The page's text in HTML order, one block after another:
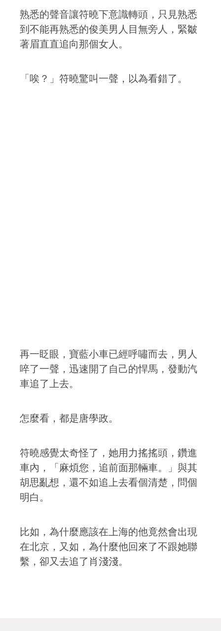
熟悉的聲音讓符曉下意識轉頭，只見熟悉
到不能再熟悉的俊美男人目無旁人，緊皺
著眉直直追向那個女人。
「唉？」符曉驚叫一聲，以為看錯了。
再一眨眼，寶藍小車已經呼嘯而去，男人
啐了一聲，迅速開了自己的悍馬，發動汽
車追了上去。
怎麼看，都是唐學政。
符曉感覺太奇怪了，她用力搖搖頭，鑽進
車內，「麻煩您，追前面那輛車。」與其
胡思亂想，還不如追上去看個清楚，問個
明白。
比如，為什麼應該在上海的他竟然會出現
在北京，又如，為什麼他回來了不跟她聯
繫，卻又去追了肖淺淺。